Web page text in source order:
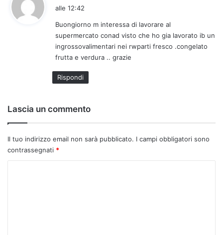
e
t
t
o
alle 12:42
Buongiorno m interessa di lavorare al
supermercato conad visto che ho gia lavorato ib un
ingrossovalimentari nei rwparti fresco .congelato
frutta e verdura .. grazie
Rispondi
Lascia un commento
Il tuo indirizzo email non sarà pubblicato. I campi obbligatori sono
contrassegnati *